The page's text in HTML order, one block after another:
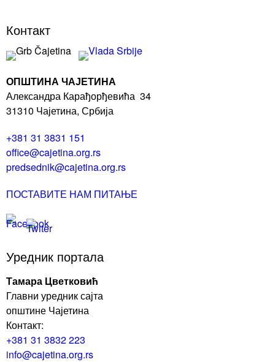
Контакт
ОПШТИНА ЧАЈЕТИНА
Александра Карађорђевића 34
31310 Чајетина, Србија
+381 31 3831 151
office@cajetina.org.rs
predsednik@cajetina.org.rs
ПОСТАВИТЕ НАМ ПИТАЊЕ
Уредник портала
Тамара Цветковић
Главни уредник сајта
општине Чајетина
Контакт:
+381 31 3832 223
info@cajetina.org.rs